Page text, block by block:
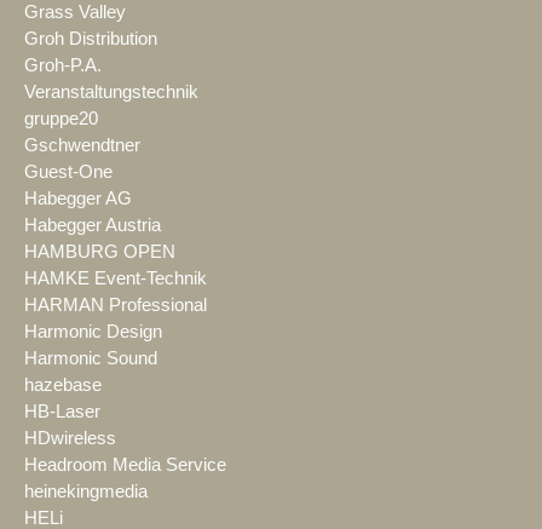
Grass Valley
Groh Distribution
Groh-P.A.
Veranstaltungstechnik
gruppe20
Gschwendtner
Guest-One
Habegger AG
Habegger Austria
HAMBURG OPEN
HAMKE Event-Technik
HARMAN Professional
Harmonic Design
Harmonic Sound
hazebase
HB-Laser
HDwireless
Headroom Media Service
heinekingmedia
HELi